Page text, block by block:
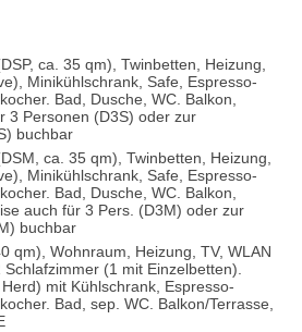
ca. 35 qm), Twinbetten, Heizung,
Minikühlschrank, Safe, Espresso-
Bad, Dusche, WC. Balkon,
3 Personen (D3S) oder zur
buchbar
ca. 35 qm), Twinbetten, Heizung,
Minikühlschrank, Safe, Espresso-
Bad, Dusche, WC. Balkon,
auch für 3 Pers. (D3M) oder zur
buchbar
qm), Wohnraum, Heizung, TV, WLAN
Schlafzimmer (1 mit Einzelbetten).
mit Kühlschrank, Espresso-
Bad, sep. WC. Balkon/Terrasse,